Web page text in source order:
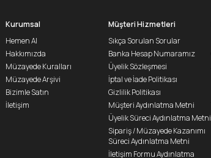
Kurumsal
Hemen Al
Hakkımızda
Müzayede Kuralları
Müzayede Arşivi
Bizimle Satın
İletişim
Müşteri Hizmetleri
Sıkça Sorulan Sorular
Banka Hesap Numaramız
Üyelik Sözleşmesi
İptal ve İade Politikası
Gizlilik Politikası
Müşteri Aydınlatma Metni
Üyelik Süreci Aydınlatma Metni
Sipariş / Müzayede Kazanımı
Süreci Aydınlatma Metni
İletişim Formu Aydınlatma